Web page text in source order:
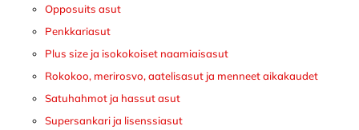
Opposuits asut
Penkkariasut
Plus size ja isokokoiset naamiaisasut
Rokokoo, merirosvo, aatelisasut ja menneet aikakaudet
Satuhahmot ja hassut asut
Supersankari ja lisenssiasut